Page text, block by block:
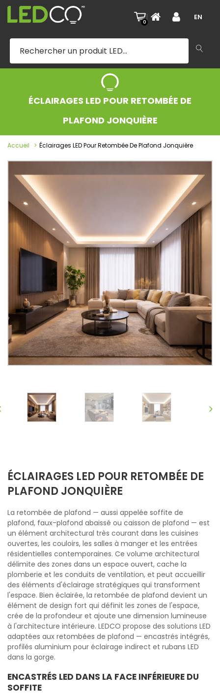
0
| EN
ÉCLAIRAGES LED POUR RETOMBÉE DE
PLAFOND JONQUIÈRE
Accueil Éclairages LED Pour Retombée De Plafond Jonquière
ÉCLAIRAGES LED POUR RETOMBÉE DE
PLAFOND JONQUIÈRE
La retombée de plafond — aussi appelée soffite de
plafond, faux-plafond abaissé ou caisson de plafond — est
un élément architectural très courant dans les cuisines
ouvertes, les couloirs, les salles à manger et les entrées
résidentielles contemporaines. Ce volume architectural
délimite des zones dans un espace ouvert, cache la
plomberie et les conduits de ventilation, et peut accueillir
des éléments d'éclairage stratégiques qui transforment
l'espace. Bien éclairée, la retombée de plafond devient un
élément de design fort qui définit les zones de l'espace,
crée de la profondeur et ajoute une dimension lumineuse
à l'architecture intérieure. LEDCO propose des solutions LED
adaptées aux retombées de plafond — encastrés intégrés,
profilés aluminium pour éclairage indirect et rubans LED
dans la gorge.
ENCASTRÉS LED DANS LA FACE INFÉRIEURE DU
SOFFITE